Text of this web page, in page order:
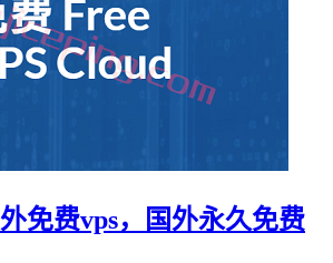
免费vps，国外永久免费